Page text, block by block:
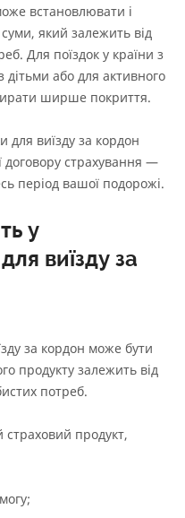
встановлювати і
який залежить від
Для поїздок у країни з
або для активного
ширше покриття.
для виїзду за кордон
договору страхування —
період вашої подорожі.
у
виїзду за
за кордон може бути
продукту залежить від
потреб.
продукт,